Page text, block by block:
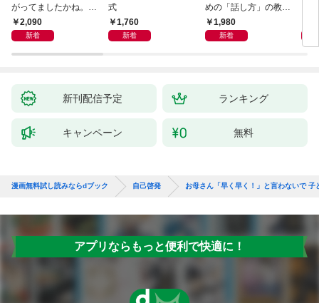
がってましたかね。
獅子座、Ａ型、丙午は
めぐる
2,090
新着
式
1,760
新着
めの「話し方」の教
室 Ｏｒａｃｙ（オラ
シー）
1,980
新着
新刊配信予定 ランキング
キャンペーン 無料
漫画無料試し読みならdブック 自己啓発 お母さん「早く早く！」と言わないで
アプリならもっと便利で快適に！